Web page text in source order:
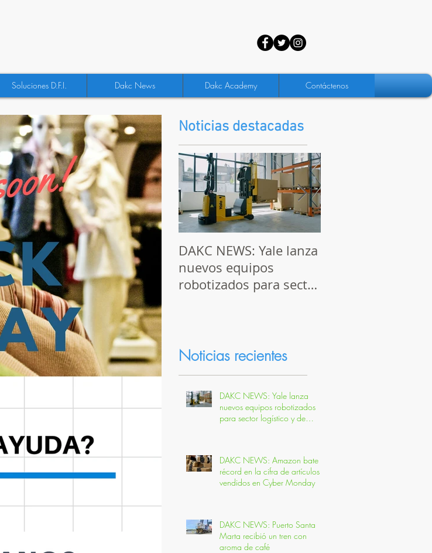
Soluciones D.F.I. Dakc News Dakc Academy Contáctenos
Noticias destacadas
DAKC NEWS: Yale lanza
nuevos equipos
robotizados para sector
Noticias recientes
DAKC NEWS: Yale lanza
nuevos equipos robotizados
para sector logístico y de
DAKC NEWS: Amazon bate
récord en la cifra de artículos
vendidos en Cyber Monday
DAKC NEWS: Puerto Santa
Marta recibió un tren con
aroma de café